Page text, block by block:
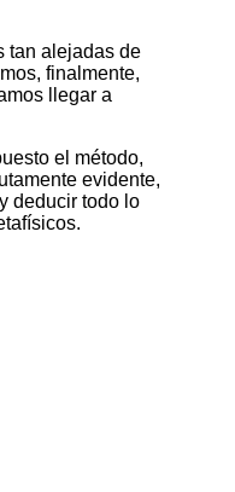
tan alejadas de
finalmente,
llegar a
el método,
evidente,
deducir todo lo